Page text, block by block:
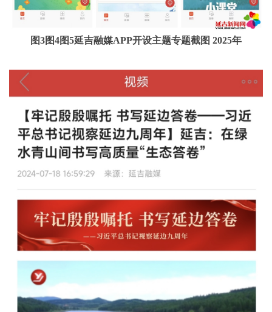
图3图4图5延吉融媒APP开设主题专题截图 2025年